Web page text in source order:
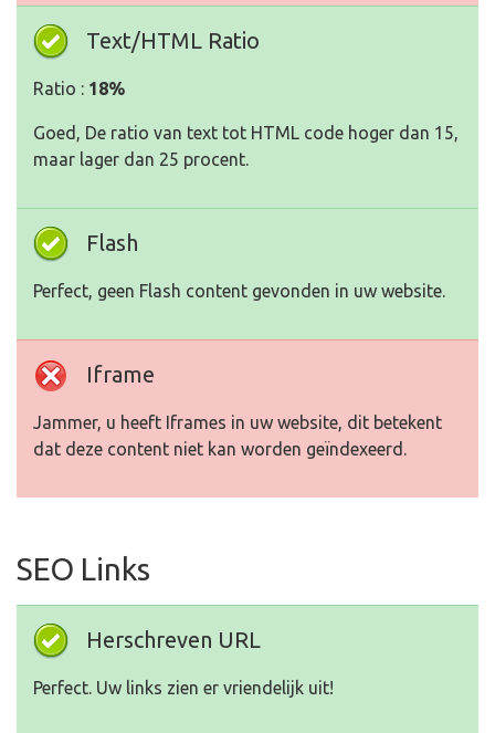
Text/HTML Ratio
Ratio : 18%
Goed, De ratio van text tot HTML code hoger dan 15,
maar lager dan 25 procent.
Flash
Perfect, geen Flash content gevonden in uw website.
Iframe
Jammer, u heeft Iframes in uw website, dit betekent
dat deze content niet kan worden geïndexeerd.
SEO Links
Herschreven URL
Perfect. Uw links zien er vriendelijk uit!